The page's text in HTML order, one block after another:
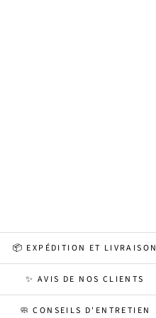
📦 EXPÉDITION ET LIVRAISON
✨ AVIS DE NOS CLIENTS
🧼 CONSEILS D'ENTRETIEN